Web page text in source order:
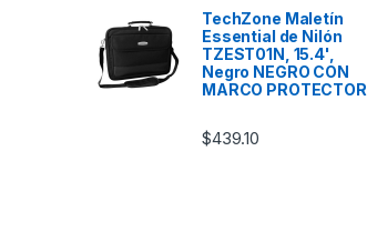
TechZone Maletín
Essential de Nilón
TZEST01N, 15.4',
Negro NEGRO CON
MARCO PROTECTOR
$439.10